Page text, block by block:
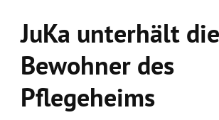
JuKa unterhält die
Bewohner des
Pflegeheims